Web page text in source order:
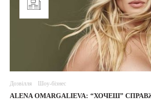
Дозвілля Шоу-бізнес
ALENA OMARGALIEVA: “ХОЧЕШ”